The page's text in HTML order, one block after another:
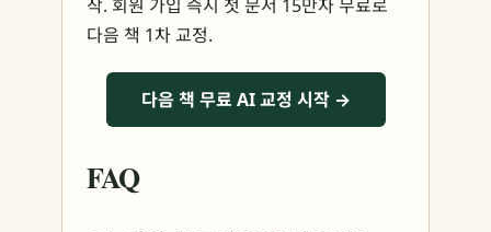
작. 회원 가입 즉시 첫 문서 15만자 무료로
다음 책 1차 교정.
다음 책 무료 AI 교정 시작 →
FAQ